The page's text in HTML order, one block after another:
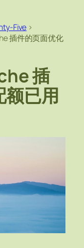
Five >
插件的页面优化
插
额已用